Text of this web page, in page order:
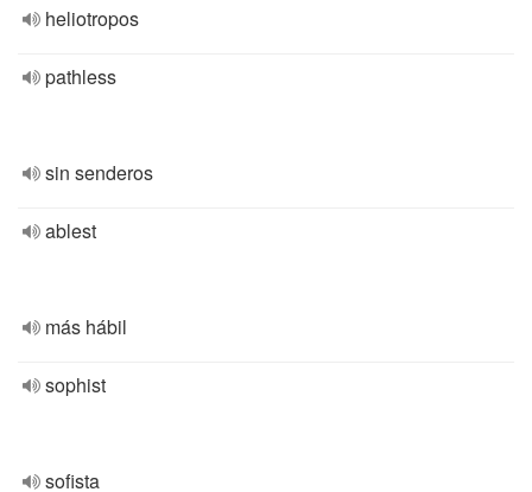
heliotropos
pathless
sin senderos
ablest
más hábil
sophist
sofista